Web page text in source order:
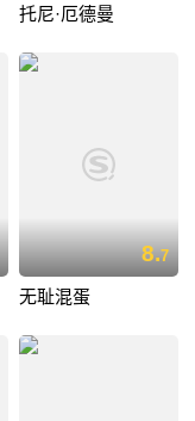
托尼·厄德曼
8.7
无耻混蛋